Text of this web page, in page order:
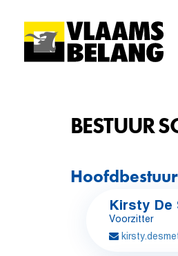
BESTUUR
Hoofdbestuur
Kirsty De
Voorzitter